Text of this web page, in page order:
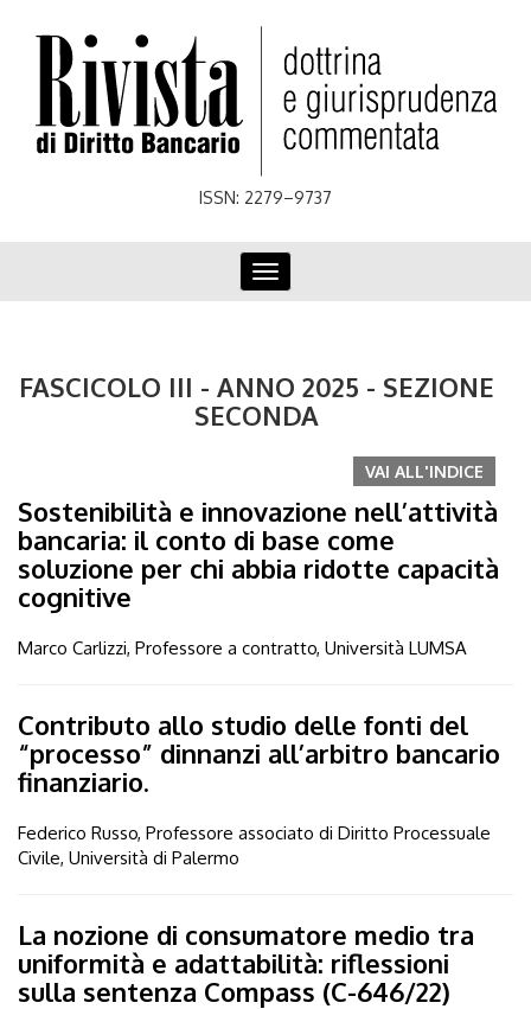
ISSN: 2279–9737
Toggle
navigation
FASCICOLO III - ANNO 2025 - SEZIONE
SECONDA
VAI ALL'INDICE
Sostenibilità e innovazione nell’attività
bancaria: il conto di base come
soluzione per chi abbia ridotte capacità
cognitive
Marco Carlizzi, Professore a contratto, Università LUMSA
Contributo allo studio delle fonti del
“processo” dinnanzi all’arbitro bancario
finanziario.
Federico Russo, Professore associato di Diritto Processuale
Civile, Università di Palermo
La nozione di consumatore medio tra
uniformità e adattabilità: riflessioni
sulla sentenza Compass (C-646/22)